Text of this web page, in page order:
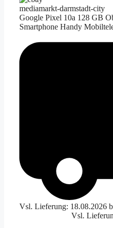
mediamarkt-darmstadt-city
Google Pixel 10a 128 GB
Smartphone Handy
Vsl. Lieferung: 18.08.2026
Vsl.